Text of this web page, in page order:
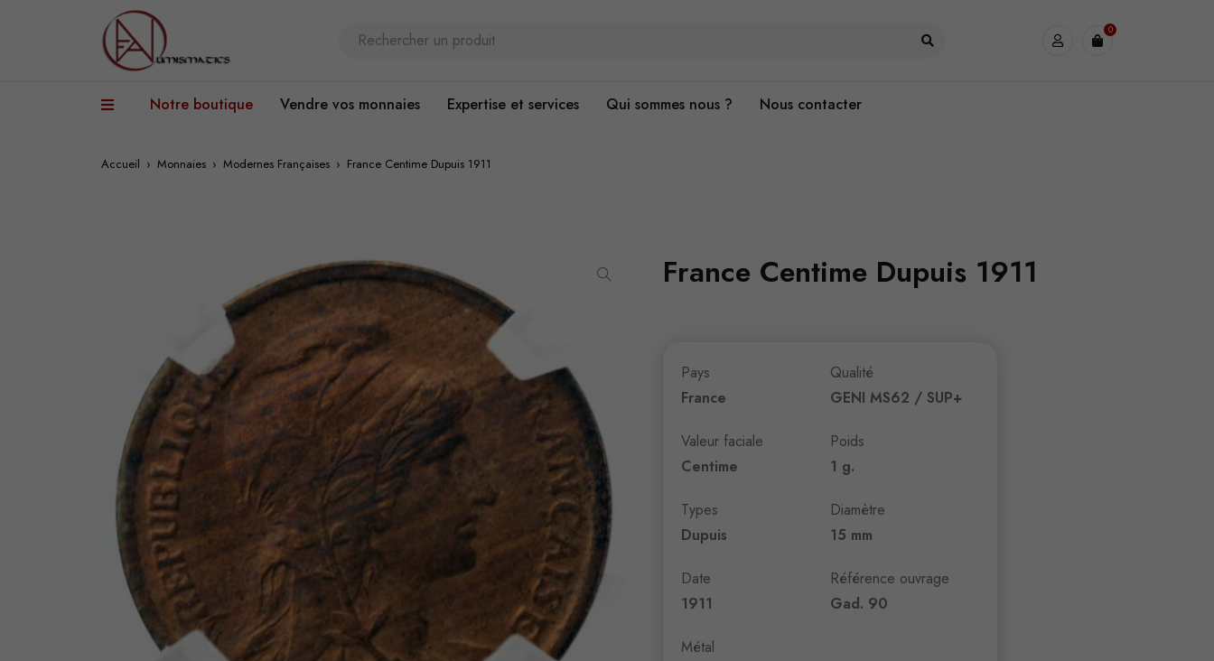
0
Notre boutique Vendre vos monnaies Expertise et services Qui sommes nous ? Nous contacter
Accueil › Monnaies › Modernes Françaises › France Centime Dupuis 1911
France Centime Dupuis 1911
Pays
France
Valeur faciale
Centime
Types
Dupuis
Date
1911
Métal
Qualité
GENI MS62 / SUP+
Poids
1 g.
Diamètre
15 mm
Référence ouvrage
Gad. 90